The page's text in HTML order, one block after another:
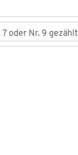
oder Nr. 9 gezählt